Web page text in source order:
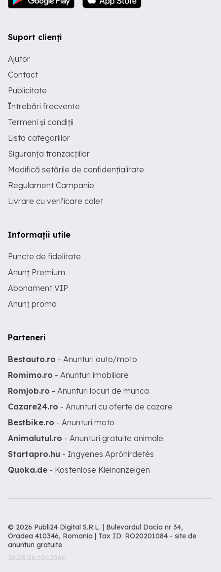
Suport clienți
Ajutor
Contact
Publicitate
Întrebări frecvente
Termeni și condiții
Lista categoriilor
Siguranța tranzacțiilor
Modifică setările de confidențialitate
Regulament Campanie
Livrare cu verificare colet
Informații utile
Puncte de fidelitate
Anunț Premium
Abonament VIP
Anunț promo
Parteneri
Bestauto.ro - Anunturi auto/moto
Romimo.ro - Anunturi imobiliare
Romjob.ro - Anunturi locuri de munca
Cazare24.ro - Anunturi cu oferte de cazare
Bestbike.ro - Anunturi moto
Animalutul.ro - Anunturi gratuite animale
Startapro.hu - Ingyenes Apróhirdetés
Quoka.de - Kostenlose Kleinanzeigen
© 2026 Publi24 Digital S.R.L. | Bulevardul Dacia nr 34,
Oradea 410346, Romania | Tax ID: RO20201084 - site de
anunturi gratuite
26.08.06.c0c206c